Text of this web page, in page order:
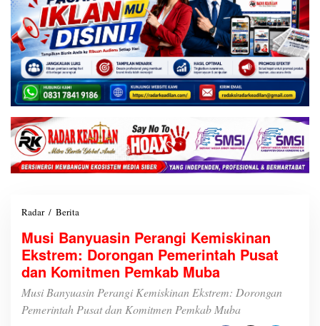
Radar / Berita
s
i
B
a
n
u
Musi Banyuasin Perangi Kemiskinan
Ekstrem: Dorongan Pemerintah Pusat
dan Komitmen Pemkab Muba
Musi Banyuasin Perangi Kemiskinan Ekstrem: Dorongan
Pemerintah Pusat dan Komitmen Pemkab Muba